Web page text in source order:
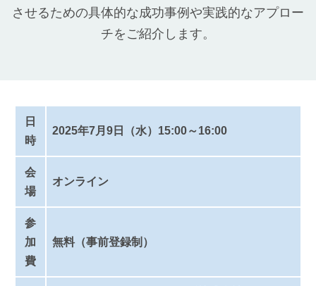
させるための具体的な成功事例や実践的なアプロー
チをご紹介します。
日
時
2025年7月9日（水）15:00～16:00
会
場
オンライン
参
加
費
無料（事前登録制）